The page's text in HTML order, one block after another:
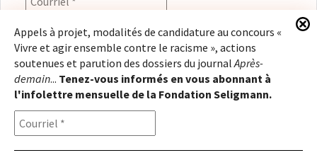
En renseignant votre adresse électronique, vous
consentez à recevoir l'infolettre de la Fondation
Seligmann, conformément à notrepolitique de
confidentialité. Il vous sera possible de vous
désabonner à tout moment.
Appels à projet, modalités de candidature au concours «
Vivre et agir ensemble contre le racisme », actions
soutenues et parution des dossiers du journalAprès-
demain... Tenez-vous informés en vous abonnant à
l'infolettre mensuelle de la Fondation Seligmann.